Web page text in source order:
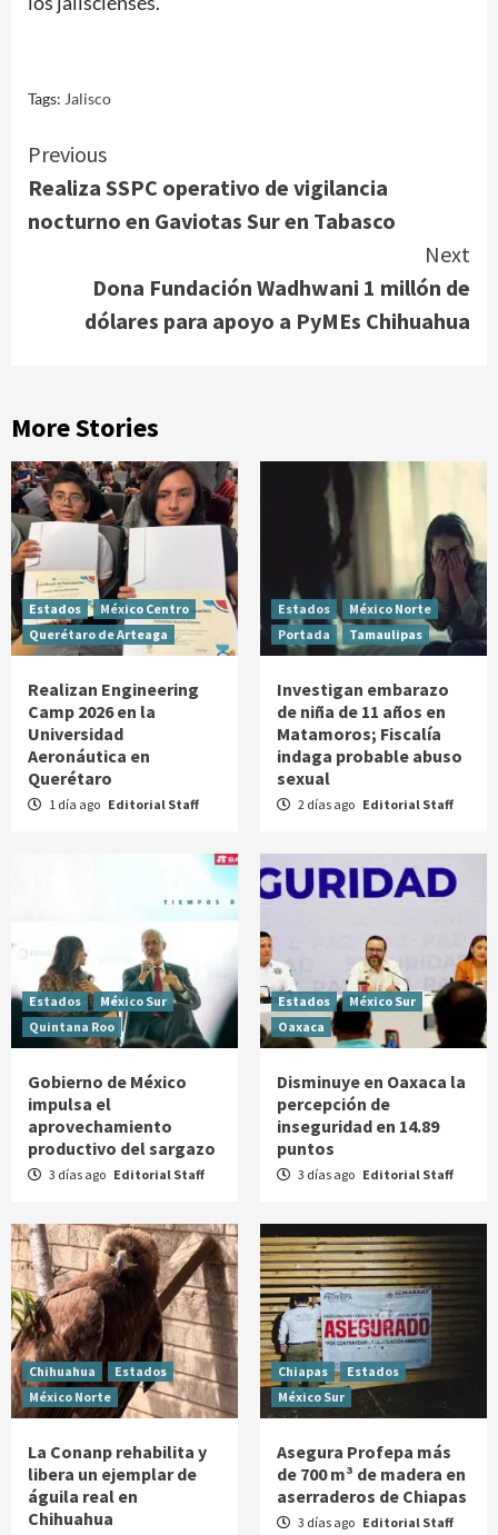
Tags: Jalisco
Continue
Reading
Previous
Realiza SSPC operativo de vigilancia
nocturno en Gaviotas Sur en Tabasco
Next
Dona Fundación Wadhwani 1 millón de
dólares para apoyo a PyMEs Chihuahua
More Stories
Estados
México Centro
Querétaro de Arteaga
Realizan Engineering
Camp 2026 en la
Universidad
Aeronáutica en
Querétaro
1 día ago Editorial Staff
Estados
México Norte
Portada
Tamaulipas
Investigan embarazo
de niña de 11 años en
Matamoros; Fiscalía
indaga probable abuso
sexual
2 días ago Editorial Staff
Estados
México Sur
Quintana Roo
Gobierno de México
impulsa el
aprovechamiento
productivo del sargazo
3 días ago Editorial Staff
Estados
México Sur
Oaxaca
Disminuye en Oaxaca la
percepción de
inseguridad en 14.89
puntos
3 días ago Editorial Staff
Chihuahua
Estados
México Norte
La Conanp rehabilita y
libera un ejemplar de
águila real en
Chihuahua
Chiapas
Estados
México Sur
Asegura Profepa más
de 700 m³ de madera en
aserraderos de Chiapas
3 días ago Editorial Staff